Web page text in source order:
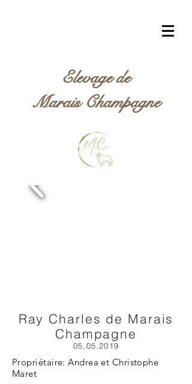
Elevage de
Marais Champagne
Ray Charles de Marais
Champagne
05.05.2019
Propriétaire: Andrea et Christophe
Maret